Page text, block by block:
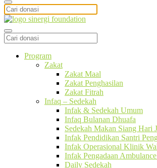
Program
Zakat
Zakat Maal
Zakat Penghasilan
Zakat Fitrah
Infaq – Sedekah
Infak & Sedekah Umum
Infaq Bulanan Dhuafa
Sedekah Makan Siang Hari
Infak Pendidikan Santri
Infak Operasional Klinik
Infak Pengadaan
Daily Sedekah